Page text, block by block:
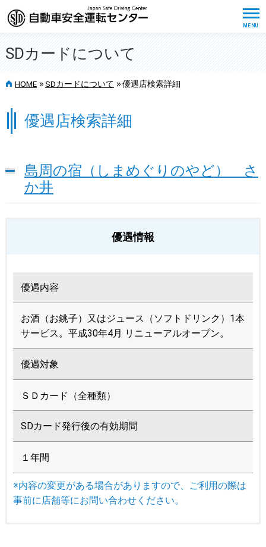
SDカードについて
HOME >> SDカードについて >> 優遇店検索詳細
優遇店検索詳細
島周の宿（しまめぐりのやど） さ
か井
優遇情報
優遇内容
お酒（お銚子）又はジュース（ソフトドリンク）1本
サービス。平成30年4月 リニューアルオープン。
優遇対象
ＳＤカード（全種類）
SDカード発行後の有効期間
１年間
※内容の変更がある場合がありますので、ご利用の際は
事前に店舗等にお問い合わせください。